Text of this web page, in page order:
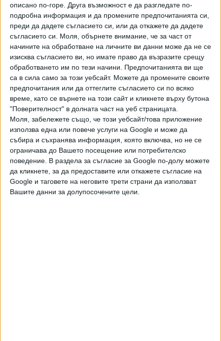
описано по-горе. Друга възможност е да разгледате по-
подробна информация и да промените предпочитанията си,
преди да дадете съгласието си, или да откажете да дадете
съгласието си.
Моля, обърнете внимание, че за част от
начините на обработване на личните ви данни може да не се
изисква съгласието ви, но имате право да възразите срещу
обработването им по тези начини. Предпочитанията ви ще
са в сила само за този уебсайт. Можете да промените своите
предпочитания или да оттеглите съгласието си по всяко
време, като се върнете на този сайт и кликнете върху бутона
"Поверителност" в долната част на уеб страницата.
Моля, забележете също, че този уебсайт/това приложение
използва една или повече услуги на Google и може да
събира и съхранява информация, която включва, но не се
ограничава до Вашето посещение или потребителско
поведение. В раздела за съгласие за Google по-долу можете
да кликнете, за да предоставите или откажете съгласие на
Google и таговете на неговите трети страни да използват
Вашите данни за долупосочените цели.
Малко преди края на мандата си бившият президент Бил
Клинтън наложи строги защитни мерки за тези
територии. Наредбите забраняват, например,
строителството на пътища на територията на
национална гора в Аляска с площ 58,5 милиона хектара.
Републиканските политици се опитваха многократно да
отменят тези наредби, но досега съдът категорично
препятстваше тези намерения.
Последвайте ни и в
Ако искате да подкрепите независимата
и качествена журналистика в “Сега”,
можете да направите дарение през
PayPal
Ключови думи: Доналд Тръмп , ,